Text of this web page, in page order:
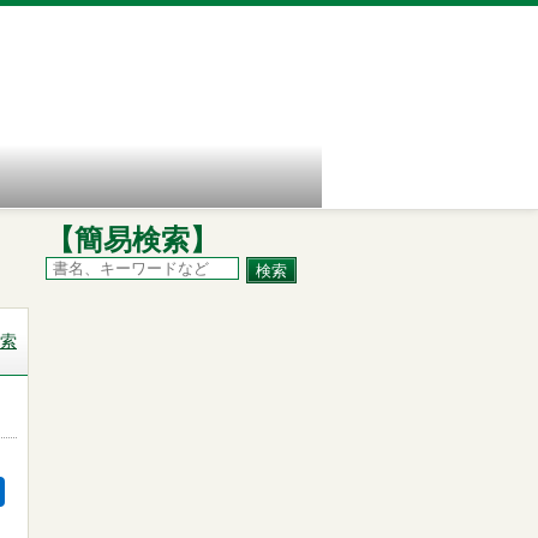
【簡易検索】